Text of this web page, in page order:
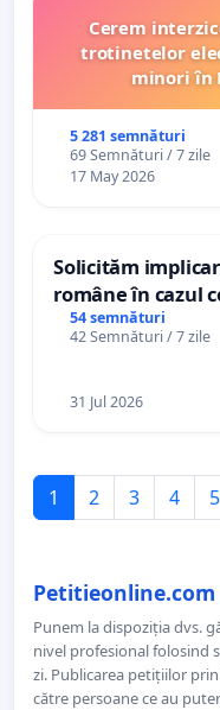
Cerem
trotinetelor
minori în
5 281 semnături
69 Semnături / 7 zile
17 May 2026
Solicităm
române în cazul
Wiliam Kristian
plasament în
54 semnături
42 Semnături / 7 zile
31 Jul 2026
1 2 3 4 5
Petitieonline.com
Punem la dispoziția dvs.
nivel profesional folosind
zi. Publicarea petițiilor
către persoane ce au